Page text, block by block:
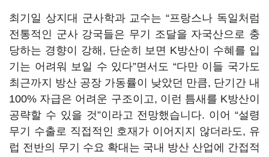
최기일 상지대 군사학과 교수는 “프랑스나 독일처럼
전통적인 군사 강국들은 무기 조달을 자국산으로 충
당하는 경향이 강해, 단순히 보면 K방산이 수혜를 입
기는 어려워 보일 수 있다”면서도 “다만 이들 국가도
최근까지 방산 공장 가동률이 낮았던 만큼, 단기간 내
100% 자급은 어려운 구조이고, 이런 틈새를 K방산이
공략할 수 있을 것”이라고 전망했습니다. 이어 “설령
무기 수출로 직접적인 호재가 이어지지 않더라도, 유
럽 전반의 무기 수요 확대는 국내 방산 산업에 간접적